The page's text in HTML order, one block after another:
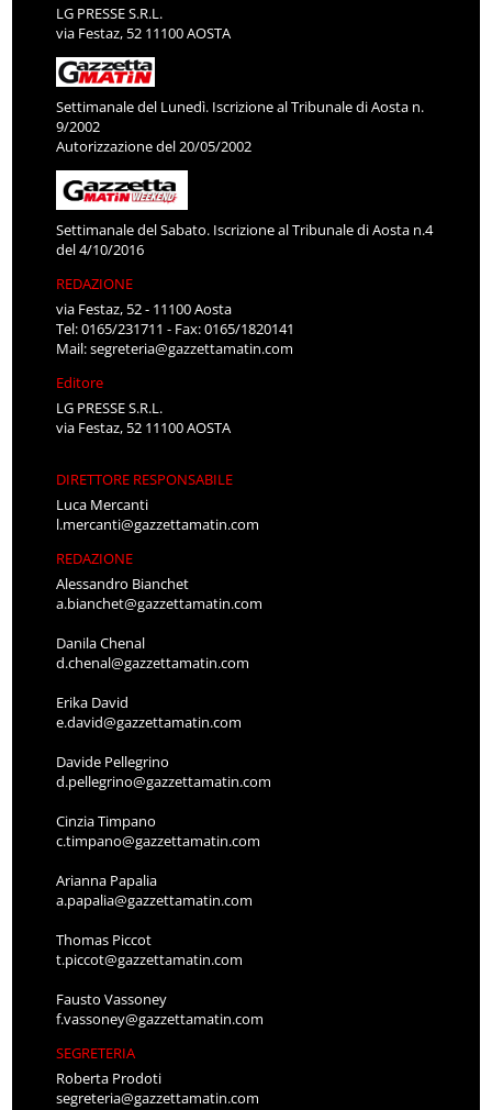
LG PRESSE S.R.L.
via Festaz, 52 11100 AOSTA
Settimanale del Lunedì. Iscrizione al Tribunale di Aosta n.
9/2002
Autorizzazione del 20/05/2002
Settimanale del Sabato. Iscrizione al Tribunale di Aosta n.4
del 4/10/2016
REDAZIONE
via Festaz, 52 - 11100 Aosta
Tel: 0165/231711 - Fax: 0165/1820141
Mail:segreteria@gazzettamatin.com
Editore
LG PRESSE S.R.L.
via Festaz, 52 11100 AOSTA
DIRETTORE RESPONSABILE
Luca Mercanti
l.mercanti@gazzettamatin.com
REDAZIONE
Alessandro Bianchet
a.bianchet@gazzettamatin.com
Danila Chenal
d.chenal@gazzettamatin.com
Erika David
e.david@gazzettamatin.com
Davide Pellegrino
d.pellegrino@gazzettamatin.com
Cinzia Timpano
c.timpano@gazzettamatin.com
Arianna Papalia
a.papalia@gazzettamatin.com
Thomas Piccot
t.piccot@gazzettamatin.com
Fausto Vassoney
f.vassoney@gazzettamatin.com
SEGRETERIA
Roberta Prodoti
segreteria@gazzettamatin.com